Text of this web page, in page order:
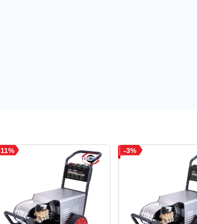
11 3